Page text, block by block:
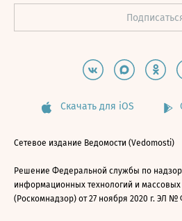
Скачать для iOS
Сетевое издание Ведомости (Vedomosti)
Решение Федеральной службы по
информационных технологий и
(Роскомнадзор) от 27 ноября 2020 г. ЭЛ №